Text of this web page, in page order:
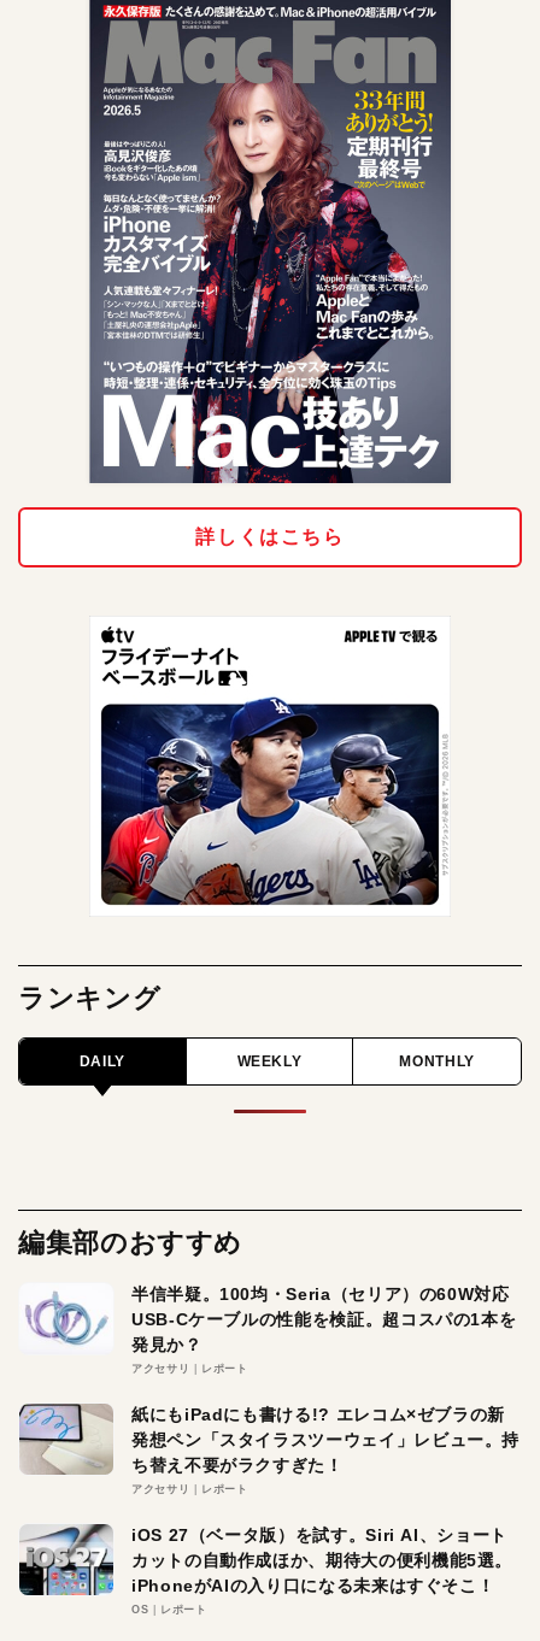
詳しくはこちら
ランキング
DAILY WEEKLY MONTHLY
編集部のおすすめ
半信半疑。100均・Seria（セリア）の60W対応
USB-Cケーブルの性能を検証。超コスパの1本を
発見か？
アクセサリ レポート
紙にもiPadにも書ける!? エレコム×ゼブラの新
発想ペン「スタイラスツーウェイ」レビュー。持
ち替え不要がラクすぎた！
アクセサリ レポート
iOS 27（ベータ版）を試す。Siri AI、ショート
カットの自動作成ほか、期待大の便利機能5選。
iPhoneがAIの入り口になる未来はすぐそこ！
OS レポート